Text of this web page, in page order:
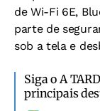
de Wi-Fi 6E,
parte de
sob a tela e
Siga o A
principais